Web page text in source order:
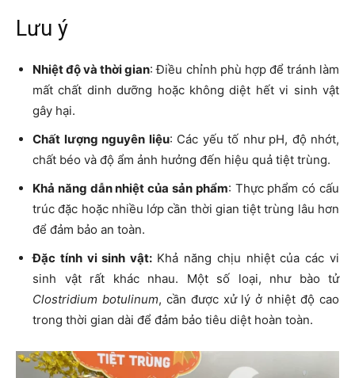
Lưu ý
Nhiệt độ và thời gian: Điều chỉnh phù hợp để tránh làm
mất chất dinh dưỡng hoặc không diệt hết vi sinh vật
gây hại.
Chất lượng nguyên liệu: Các yếu tố như pH, độ nhớt,
chất béo và độ ẩm ảnh hưởng đến hiệu quả tiệt trùng.
Khả năng dẫn nhiệt của sản phẩm: Thực phẩm có cấu
trúc đặc hoặc nhiều lớp cần thời gian tiệt trùng lâu hơn
để đảm bảo an toàn.
Đặc tính vi sinh vật: Khả năng chịu nhiệt của các vi
sinh vật rất khác nhau. Một số loại, như bào tử
Clostridium botulinum, cần được xử lý ở nhiệt độ cao
trong thời gian dài để đảm bảo tiêu diệt hoàn toàn.